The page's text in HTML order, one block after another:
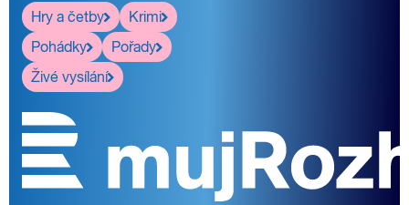
Hry a četby
Krimi
Pohádky
Pořady
Živé vysílání